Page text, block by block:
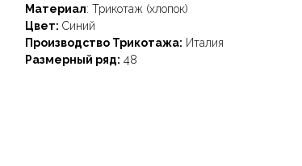
Материал: Трикотаж (хлопок)
Цвет: Синий
Производство Трикотажа: Италия
Размерный ряд: 48